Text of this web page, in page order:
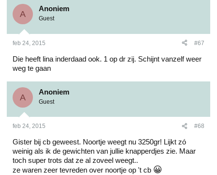
A
Anoniem
Guest
feb 24, 2015 #67
Die heeft lina inderdaad ook. 1 op dr zij. Schijnt vanzelf weer
weg te gaan
A
Anoniem
Guest
feb 24, 2015 #68
Gister bij cb geweest. Noortje weegt nu 3250gr! Lijkt zó
weinig als ik de gewichten van jullie knapperdjes zie. Maar
toch super trots dat ze al zoveel weegt..
ze waren zeer tevreden over noortje op 't cb 😀